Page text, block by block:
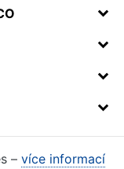
– více informací